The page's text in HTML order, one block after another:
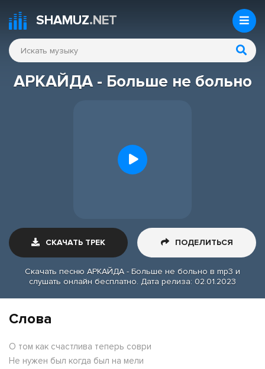
SHAMUZ.NET
АРКАЙДА - Больше не больно
СКАЧАТЬ ТРЕК ПОДЕЛИТЬСЯ
Скачать песню АРКАЙДА - Больше не больно в mp3 и
слушать онлайн бесплатно. Дата релиза: 02.01.2023
Слова
О том как счастлива теперь соври
Не нужен был когда был на мели